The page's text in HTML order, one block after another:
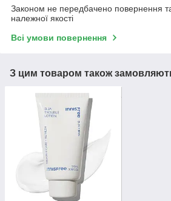
Законом не передбачено повернення
належної якості
Всі умови повернення
З цим товаром також